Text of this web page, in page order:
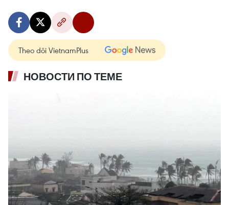
Theo dõi VietnamPlus
НОВОСТИ ПО ТЕМЕ